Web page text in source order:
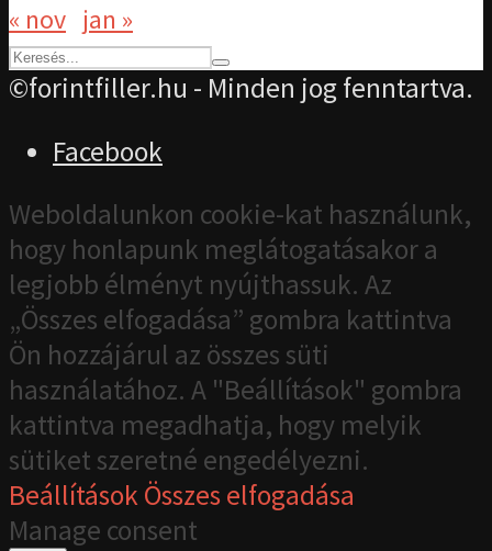
« nov jan »
©forintfiller.hu - Minden jog fenntartva.
Facebook
Weboldalunkon cookie-kat használunk,
hogy honlapunk meglátogatásakor a
legjobb élményt nyújthassuk. Az
„Összes elfogadása” gombra kattintva
Ön hozzájárul az összes süti
használatához. A "Beállítások" gombra
kattintva megadhatja, hogy melyik
sütiket szeretné engedélyezni.
BeállításokÖsszes elfogadása
Manage consent